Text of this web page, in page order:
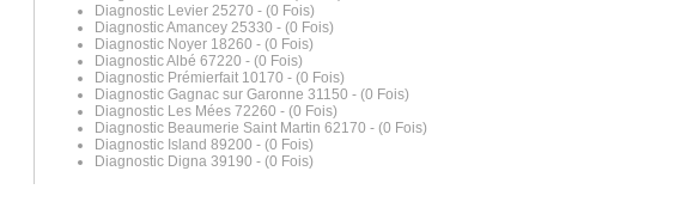
Diagnostic Levier 25270 - (0 Fois)
Diagnostic Amancey 25330 - (0 Fois)
Diagnostic Noyer 18260 - (0 Fois)
Diagnostic Albé 67220 - (0 Fois)
Diagnostic Prémierfait 10170 - (0 Fois)
Diagnostic Gagnac sur Garonne 31150 - (0 Fois)
Diagnostic Les Mées 72260 - (0 Fois)
Diagnostic Beaumerie Saint Martin 62170 - (0 Fois)
Diagnostic Island 89200 - (0 Fois)
Diagnostic Digna 39190 - (0 Fois)